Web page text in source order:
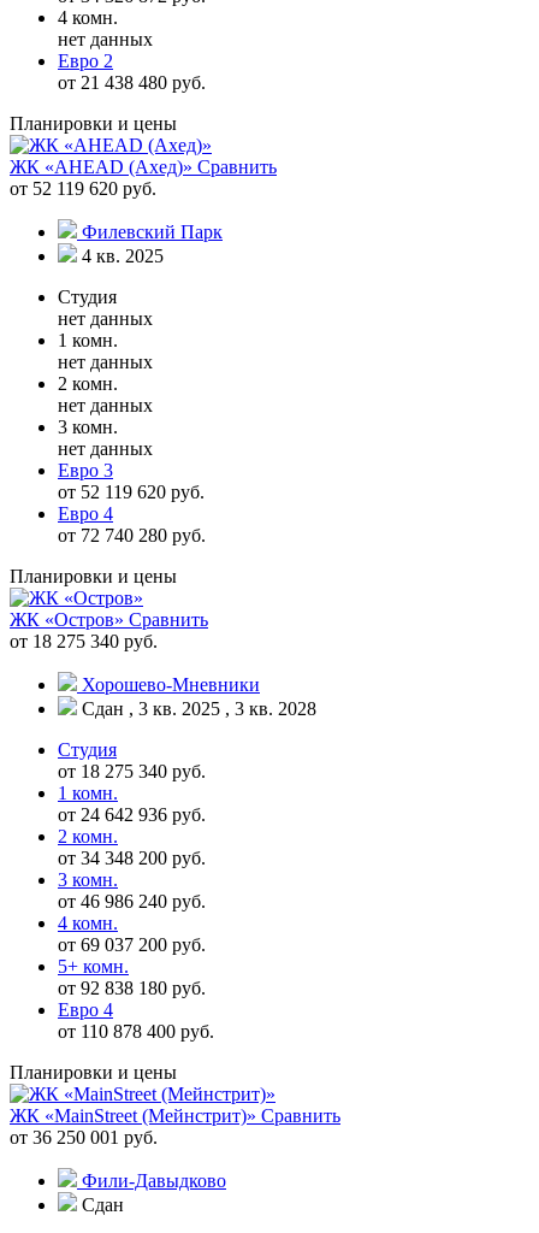
4 комн.
нет данных
Евро 2
от 21 438 480 руб.
Планировки и цены
ЖК «AHEAD (Ахед)» Сравнить
от 52 119 620 руб.
Филевский Парк
4 кв. 2025
Студия
нет данных
1 комн.
нет данных
2 комн.
нет данных
3 комн.
нет данных
Евро 3
от 52 119 620 руб.
Евро 4
от 72 740 280 руб.
Планировки и цены
ЖК «Остров» Сравнить
от 18 275 340 руб.
Хорошево-Мневники
Сдан , 3 кв. 2025 , 3 кв. 2028
Студия
от 18 275 340 руб.
1 комн.
от 24 642 936 руб.
2 комн.
от 34 348 200 руб.
3 комн.
от 46 986 240 руб.
4 комн.
от 69 037 200 руб.
5+ комн.
от 92 838 180 руб.
Евро 4
от 110 878 400 руб.
Планировки и цены
ЖК «MainStreet (Мейнстрит)» Сравнить
от 36 250 001 руб.
Фили-Давыдково
Сдан